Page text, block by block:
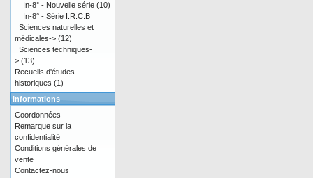
In-8° - Nouvelle série (10)
In-8° - Série I.R.C.B
Sciences naturelles et
médicales-> (12)
Sciences techniques-
> (13)
Recueils d'études
historiques (1)
Informations
Coordonnées
Remarque sur la
confidentialité
Conditions générales de
vente
Contactez-nous